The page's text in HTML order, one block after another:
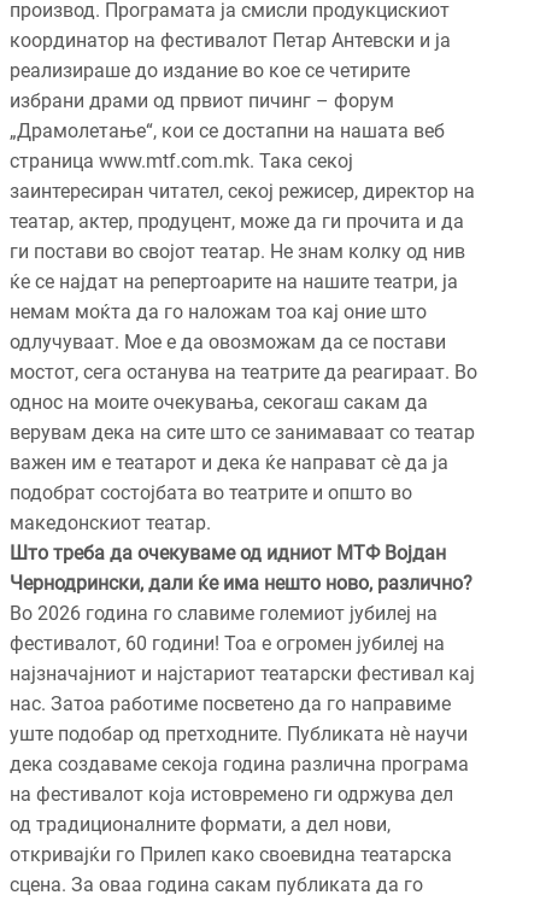
производ. Програмата ја смисли продукцискиот
координатор на фестивалот Петар Антевски и ја
реализираше до издание во кое се четирите
избрани драми од првиот пичинг – форум
„Драмолетање“, кои се достапни на нашата веб
страница www.mtf.com.mk. Така секој
заинтересиран читател, секој режисер, директор на
театар, актер, продуцент, може да ги прочита и да
ги постави во својот театар. Не знам колку од нив
ќе се најдат на репертоарите на нашите театри, ја
немам моќта да го наложам тоа кај оние што
одлучуваат. Мое е да овозможам да се постави
мостот, сега останува на театрите да реагираат. Во
однос на моите очекувања, секогаш сакам да
верувам дека на сите што се занимаваат со театар
важен им е театарот и дека ќе направат сè да ја
подобрат состојбата во театрите и општо во
македонскиот театар.
Што треба да очекуваме од идниот МТФ Војдан
Чернодрински, дали ќе има нешто ново, различно?
Во 2026 година го славиме големиот јубилеј на
фестивалот, 60 години! Тоа е огромен јубилеј на
најзначајниот и најстариот театарски фестивал кај
нас. Затоа работиме посветено да го направиме
уште подобар од претходните. Публиката нè научи
дека создаваме секоја година различна програма
на фестивалот која истовремено ги одржува дел
од традиционалните формати, а дел нови,
откривајќи го Прилеп како своевидна театарска
сцена. За оваа година сакам публиката да го